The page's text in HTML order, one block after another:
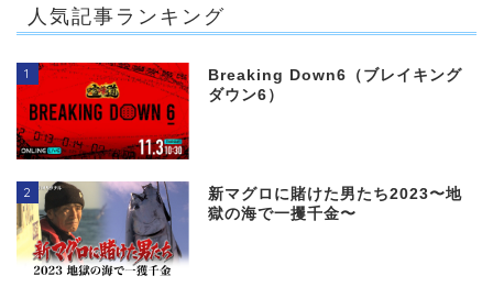
人気記事ランキング
1
Breaking Down6（ブレイキング
ダウン6）
2
新マグロに賭けた男たち2023〜地
獄の海で一攫千金〜